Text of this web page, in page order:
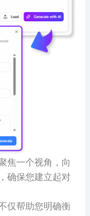
焦一个视角，向
确保您建立起对
仅帮助您明确衡